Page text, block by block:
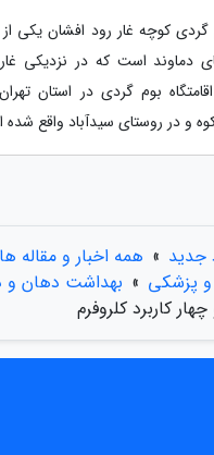
گردی کوچه غار رود افشان یکی
دماوند است که در نزدیکی
بوم گردی در استان
و در روستای سیدآباد واقع
جدید » همه اخبار و مقاله ها
پزشکی » بهداشت دهان و
کاربرد کلروفرم